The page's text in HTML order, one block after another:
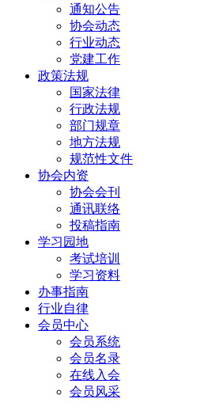
通知公告
协会动态
行业动态
党建工作
政策法规
国家法律
行政法规
部门规章
地方法规
规范性文件
协会内资
协会会刊
通讯联络
投稿指南
学习园地
考试培训
学习资料
办事指南
行业自律
会员中心
会员系统
会员名录
在线入会
会员风采